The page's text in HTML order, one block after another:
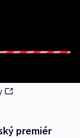
premiér